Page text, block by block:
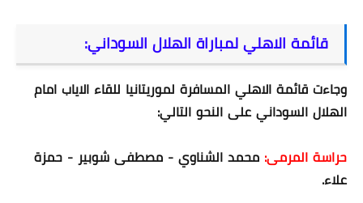
قائمة الاهلي لمباراة الهلال السوداني:
وجاءت قائمة الاهلي المسافرة لموريتانيا للقاء الاياب امام
الهلال السوداني على النحو التالي:
حراسة المرمى:محمد الشناوي - مصطفى شوبير - حمزة
علاء.